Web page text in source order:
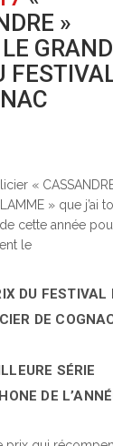
»
GRAND
«
» que j’ai
cette année
le
DU FESTIVAL
DE
SÉRIE
DE